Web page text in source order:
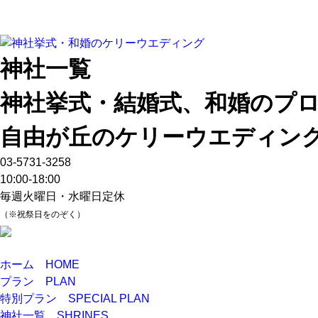
神社一覧
神社挙式・結婚式、和婚のプ
自由が丘のケリーウエディン
03-5731-3258
10:00-18:00
毎週火曜日・水曜日定休
（※祝祭日をのぞく）
ホーム
HOME
プラン
PLAN
特別プラン SPECIAL PLAN
神社一覧 SHRINES